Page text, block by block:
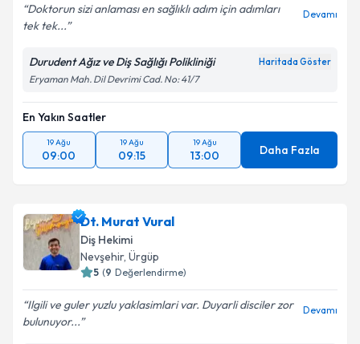
Doktorun sizi anlaması en sağlıklı adım için adımları
tek tek...
Devamı
Durudent Ağız ve Diş Sağlığı Polikliniği Haritada Göster
Eryaman Mah. Dil Devrimi Cad. No: 41/7
En Yakın Saatler
19 Ağu
09:00
19 Ağu
09:15
19 Ağu
13:00 Daha Fazla
Dt. Murat Vural
Diş Hekimi
Nevşehir, Ürgüp
5 (9 Değerlendirme)
Ilgili ve guler yuzlu yaklasimlari var. Duyarli disciler zor
bulunuyor...
Devamı